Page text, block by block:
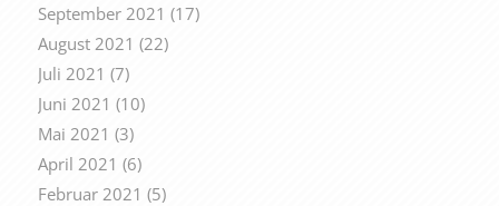
September 2021 (17)
August 2021 (22)
Juli 2021 (7)
Juni 2021 (10)
Mai 2021 (3)
April 2021 (6)
Februar 2021 (5)